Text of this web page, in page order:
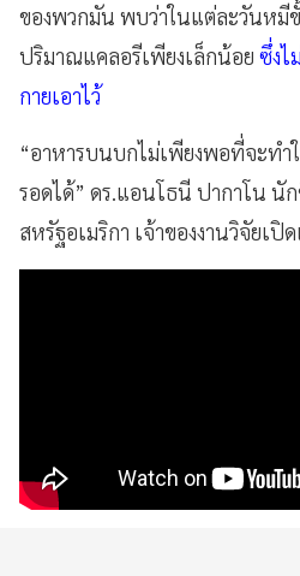
ของพวกมัน พบว่าในแต่ละวันหมี
ปริมาณแคลอรีเพียงเล็กน้อย ซึ่งไ
กายเอาไว้
“อาหารบนบกไม่เพียงพอที่จะทำ
รอดได้” ดร.แอนโธนี ปากาโน นั
สหรัฐอเมริกา เจ้าของงานวิจัยเปิ